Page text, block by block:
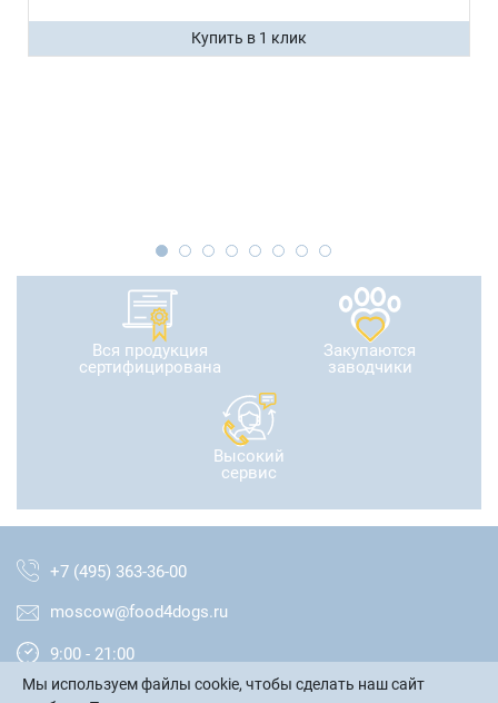
Купить в 1 клик
Вся продукция
сертифицирована
Закупаются
заводчики
Высокий
сервис
+7 (495) 363-36-00
moscow@food4dogs.ru
9:00 - 21:00
Москва и МО
Мы используем файлы cookie, чтобы сделать наш сайт